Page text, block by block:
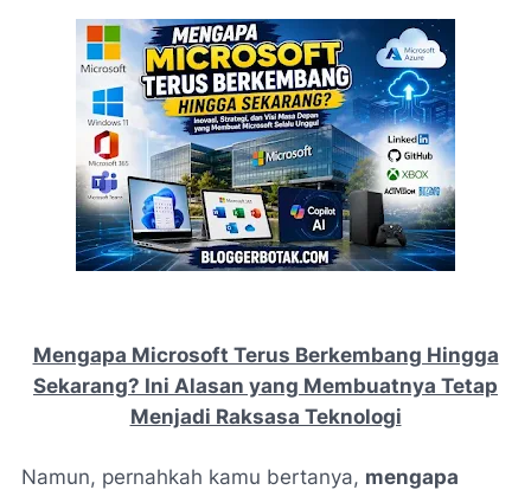
Mengapa Microsoft Terus Berkembang Hingga
Sekarang? Ini Alasan yang Membuatnya Tetap
Menjadi Raksasa Teknologi
Namun, pernahkah kamu bertanya, mengapa